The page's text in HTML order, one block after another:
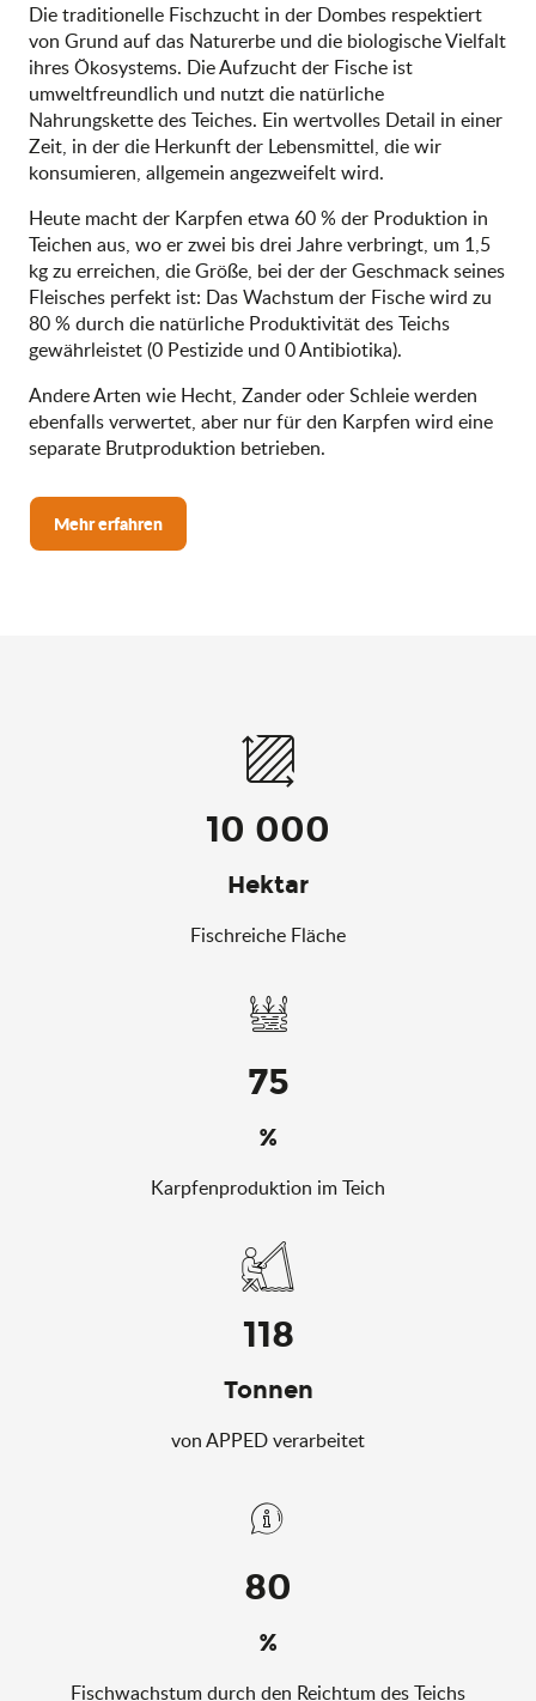
Die traditionelle Fischzucht in der Dombes respektiert
von Grund auf das Naturerbe und die biologische Vielfalt
ihres Ökosystems. Die Aufzucht der Fische ist
umweltfreundlich und nutzt die natürliche
Nahrungskette des Teiches. Ein wertvolles Detail in einer
Zeit, in der die Herkunft der Lebensmittel, die wir
konsumieren, allgemein angezweifelt wird.
Heute macht der Karpfen etwa 60 % der Produktion in
Teichen aus, wo er zwei bis drei Jahre verbringt, um 1,5
kg zu erreichen, die Größe, bei der der Geschmack seines
Fleisches perfekt ist: Das Wachstum der Fische wird zu
80 % durch die natürliche Produktivität des Teichs
gewährleistet (0 Pestizide und 0 Antibiotika).
Andere Arten wie Hecht, Zander oder Schleie werden
ebenfalls verwertet, aber nur für den Karpfen wird eine
separate Brutproduktion betrieben.
Mehr erfahren
10 000
Hektar
Fischreiche Fläche
75
%
Karpfenproduktion im Teich
118
Tonnen
von APPED verarbeitet
80
%
Fischwachstum durch den Reichtum des Teichs